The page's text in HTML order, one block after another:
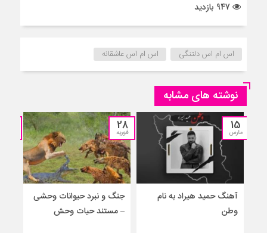
اس ام اس دلتنگی اس ام اس عاشقانه
نوشته های مشابه
15
مارس
آهنگ حمید هیراد به نام
وطن
28
فوریه
جنگ و نبرد حیوانات وحشی
– مستند حیات وحش